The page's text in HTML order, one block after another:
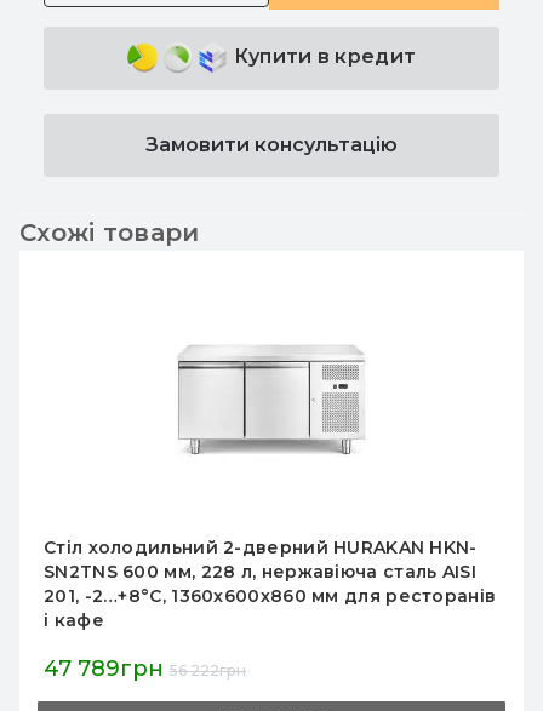
Купити в кредит
Замовити консультацію
Схожі товари
Холодильний стіл Fagor MFP-135 300 л, 2
двері, R290, 0…+10°C, динамічне охолодження,
нержавіюча сталь, ізоляція 50 мм,
1342×700×850(950) мм, для професійної кухні
81 767грн 96 197грн